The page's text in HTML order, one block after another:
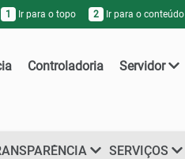
1 Ir para o topo 2 Ir para o conteúdo
Controladoria Servidor
SERVIÇOS